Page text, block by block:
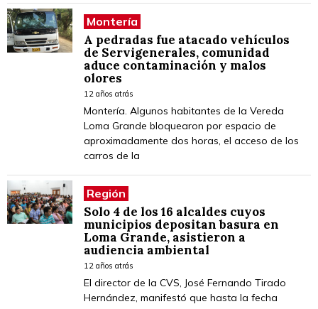
Montería
A pedradas fue atacado vehículos
de Servigenerales, comunidad
aduce contaminación y malos
olores
12 años atrás
Montería. Algunos habitantes de la Vereda
Loma Grande bloquearon por espacio de
aproximadamente dos horas, el acceso de los
carros de la
Región
Solo 4 de los 16 alcaldes cuyos
municipios depositan basura en
Loma Grande, asistieron a
audiencia ambiental
12 años atrás
El director de la CVS, José Fernando Tirado
Hernández, manifestó que hasta la fecha